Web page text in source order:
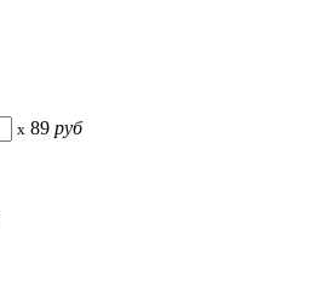
x 89 руб